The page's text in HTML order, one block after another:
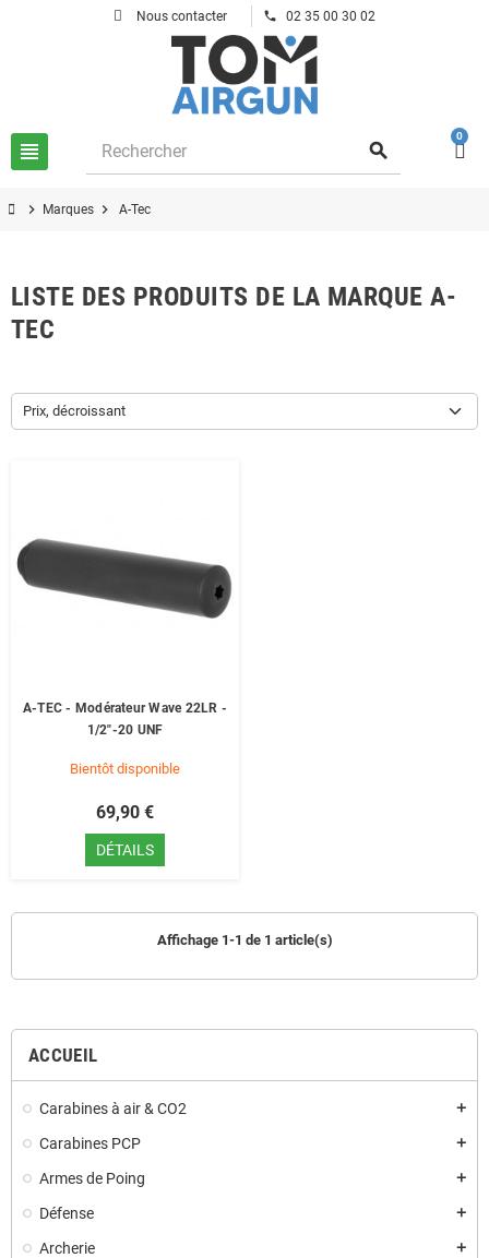
Nous contacter phone 02 35 00 30 02
view_headline search
0
chevron_right Marques chevron_right A-Tec
ACCUEIL
Carabines à air & CO2 add
Carabines PCP add
Armes de Poing add
Défense add
Archerie add
LISTE DES PRODUITS DE LA MARQUE A-
TEC
Prix, décroissant
A-TEC - Modérateur Wave 22LR -
1/2"-20 UNF
Bientôt disponible
69,90 €
DÉTAILS
Affichage 1-1 de 1 article(s)